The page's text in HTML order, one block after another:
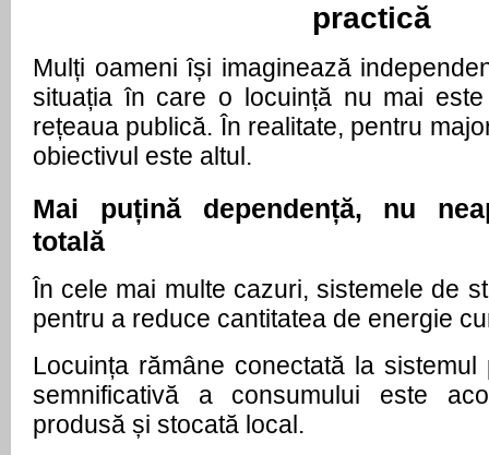
practică
Mulți oameni își imaginează
situația în care o locuință nu mai
rețeaua publică. În realitate, pentru
obiectivul este altul.
Mai puțină dependență, nu
totală
În cele mai multe cazuri, sistemele de
pentru a reduce cantitatea de energie
Locuința rămâne conectată la
semnificativă a consumului este
produsă și stocată local.